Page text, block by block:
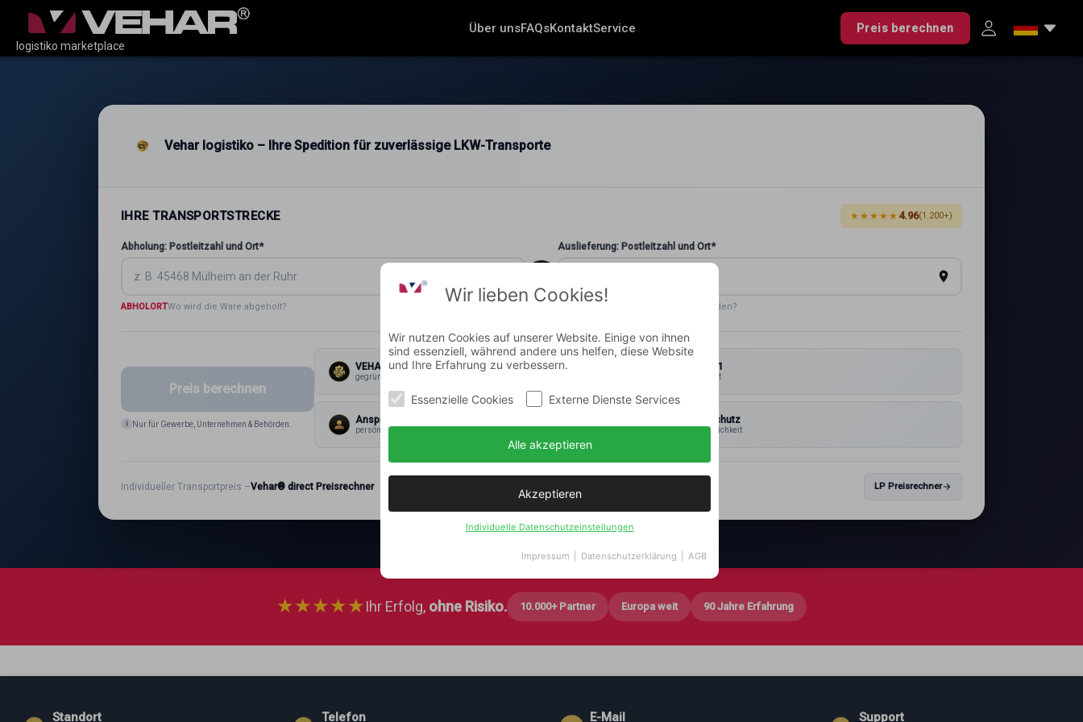
logistiko marketplace
Über unsFAQsKontaktService Preis berechnen
Vehar logistiko – Ihre Spedition für zuverlässige LKW-Transporte
IHRE TRANSPORTSTRECKE ★★★★★ 4.96(1.200+)
Abholung: Postleitzahl und Ort*
ABHOLORTWo wird die Ware abgeholt?
Auslieferung: Postleitzahl und Ort*
Wohin soll geliefert werden?
Preis berechnen
i Nur für Gewerbe, Unternehmen & Behörden.
VEHAR®
gegründet 1933
ISO 9001
zertifiziert
Ansprechpartner
persönlich
Datenschutz
& Vertraulichkeit
Individueller Transportpreis –Vehar® direct Preisrechner LP Preisrechner
★★★★★Ihr Erfolg, ohne Risiko. 10.000+ Partner Europa weit 90 Jahre Erfahrung
Standort Telefon E-Mail Support
Wir lieben Cookies!
Wir nutzen Cookies auf unserer Website. Einige von ihnen
sind essenziell, während andere uns helfen, diese Website
und Ihre Erfahrung zu verbessern.
Essenzielle Cookies Externe Dienste Services
Alle akzeptieren
Akzeptieren
Individuelle Datenschutzeinstellungen
Impressum Datenschutzerklärung AGB